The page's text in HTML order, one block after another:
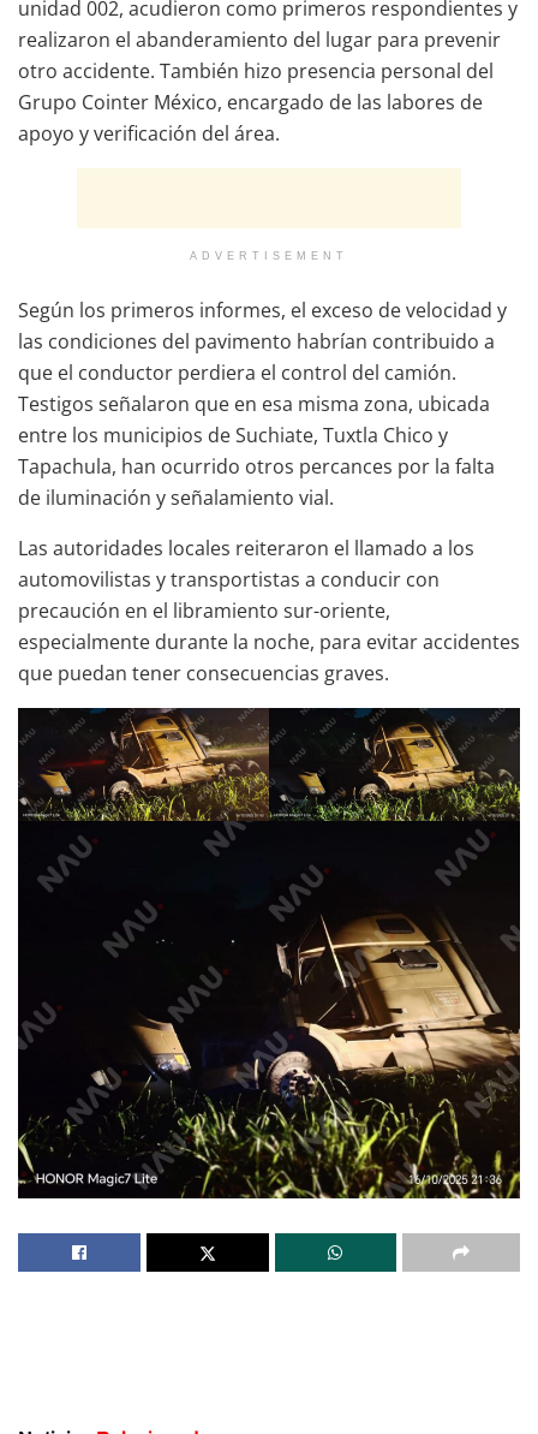
unidad 002, acudieron como primeros respondientes y
realizaron el abanderamiento del lugar para prevenir
otro accidente. También hizo presencia personal del
Grupo Cointer México, encargado de las labores de
apoyo y verificación del área.
ADVERTISEMENT
Según los primeros informes, el exceso de velocidad y
las condiciones del pavimento habrían contribuido a
que el conductor perdiera el control del camión.
Testigos señalaron que en esa misma zona, ubicada
entre los municipios de Suchiate, Tuxtla Chico y
Tapachula, han ocurrido otros percances por la falta
de iluminación y señalamiento vial.
Las autoridades locales reiteraron el llamado a los
automovilistas y transportistas a conducir con
precaución en el libramiento sur-oriente,
especialmente durante la noche, para evitar accidentes
que puedan tener consecuencias graves.